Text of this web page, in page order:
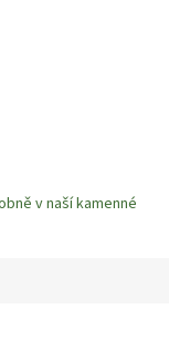
v naší kamenné